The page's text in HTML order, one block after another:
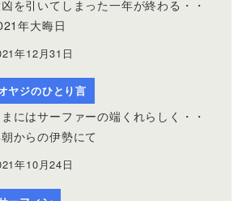
を引いてしまった一年が終わる・・
年大晦日
年12月31日
ヤジのひとり言
にはサーファーの端くれらしく・・
からの伊勢にて
年10月24日